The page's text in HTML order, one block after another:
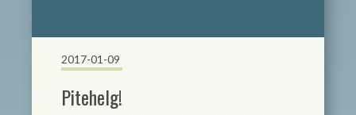
2017-01-09
Pitehelg!